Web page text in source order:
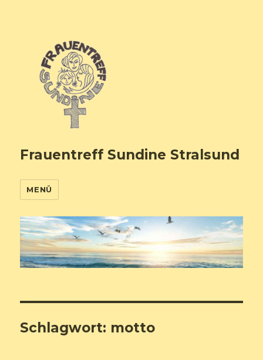
Frauentreff Sundine Stralsund
MENÜ
Schlagwort: motto